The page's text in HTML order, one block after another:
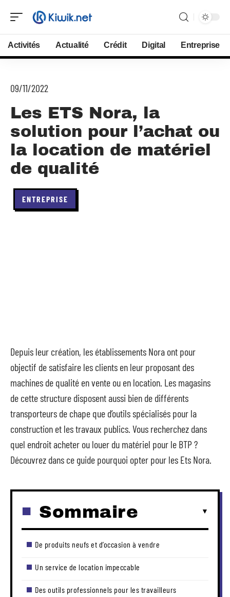
Activités Actualité Crédit Digital Entreprise
09/11/2022
Les ETS Nora, la
solution pour l’achat ou
la location de matériel
de qualité
ENTREPRISE
Depuis leur création, les établissements Nora ont pour
objectif de satisfaire les clients en leur proposant des
machines de qualité en vente ou en location. Les magasins
de cette structure disposent aussi bien de différents
transporteurs de chape que d’outils spécialisés pour la
construction et les travaux publics. Vous recherchez dans
quel endroit acheter ou louer du matériel pour le BTP ?
Découvrez dans ce guide pourquoi opter pour les Ets Nora.
Sommaire
De produits neufs et d’occasion à vendre
Un service de location impeccable
Des outils professionnels pour les travailleurs